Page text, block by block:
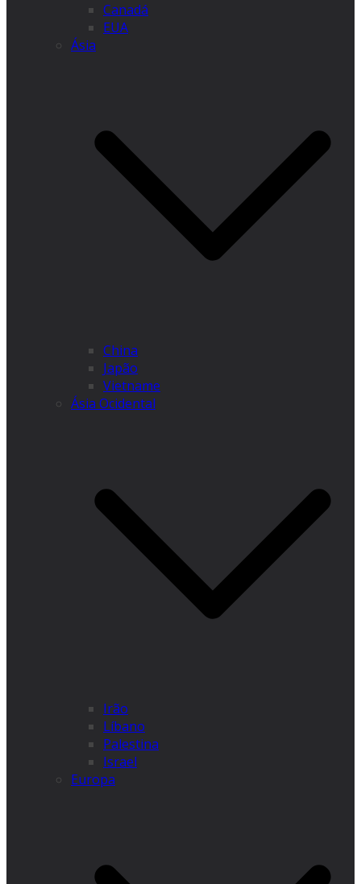
Canadá
EUA
Ásia
China
Japão
Vietname
Ásia Ocidental
Irão
Líbano
Palestina
Israel
Europa